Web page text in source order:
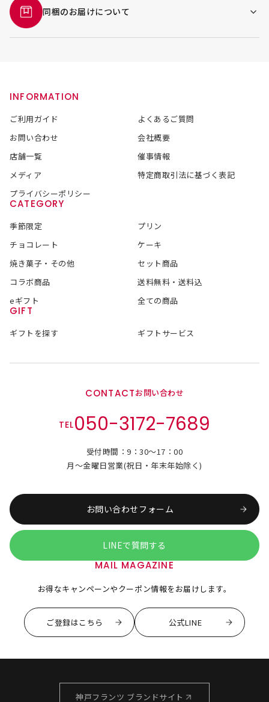
同梱のお届けについて
INFORMATION
ご利用ガイド
よくあるご質問
お問い合わせ
会社概要
店舗一覧
催事情報
メディア
特定商取引法に基づく表記
プライバシーポリシー
CATEGORY
季節限定
プリン
チョコレート
ケーキ
焼き菓子・その他
セット商品
コラボ商品
送料無料・送料込
eギフト
全ての商品
GIFT
ギフトを探す ギフトサービス
CONTACTお問い合わせ
TEL050-3172-7689
受付時間：9：30～17：00
月～金曜日営業(祝日・年末年始除く)
お問い合わせフォーム
LINEで質問する
MAIL MAGAZINE
お得なキャンペーンやクーポン情報をお届けします。
ご登録はこちら 公式LINE
神戸フランツ ブランドサイト